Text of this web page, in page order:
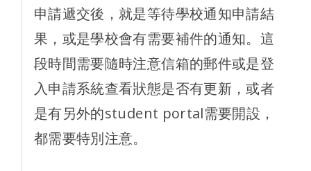
申請遞交後，就是等待學校通知申請結
果，或是學校會有需要補件的通知。這
段時間需要隨時注意信箱的郵件或是登
入申請系統查看狀態是否有更新，或者
是有另外的student portal需要開設，
都需要特別注意。